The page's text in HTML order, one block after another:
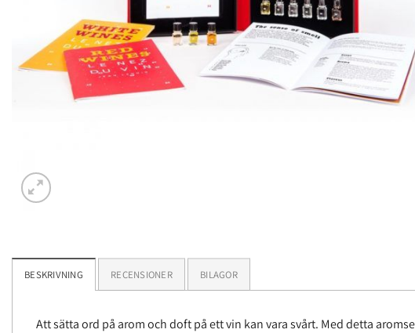
BESKRIVNING RECENSIONER BILAGOR
Att sätta ord på arom och doft på ett vin kan vara svårt. Med detta